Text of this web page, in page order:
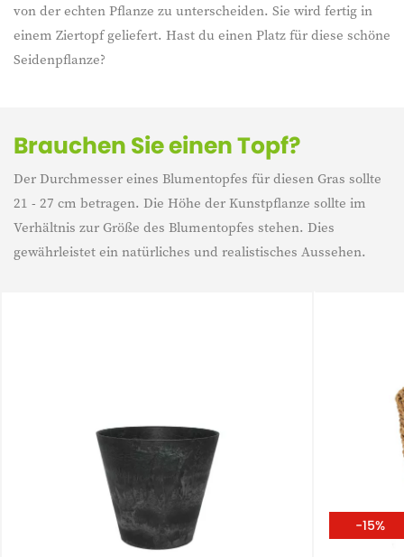
von der echten Pflanze zu unterscheiden. Sie wird fertig in
einem Ziertopf geliefert. Hast du einen Platz für diese schöne
Seidenpflanze?
Brauchen Sie einen Topf?
Der Durchmesser eines Blumentopfes für diesen Gras sollte
21 - 27 cm betragen. Die Höhe der Kunstpflanze sollte im
Verhältnis zur Größe des Blumentopfes stehen. Dies
gewährleistet ein natürliches und realistisches Aussehen.
-15%